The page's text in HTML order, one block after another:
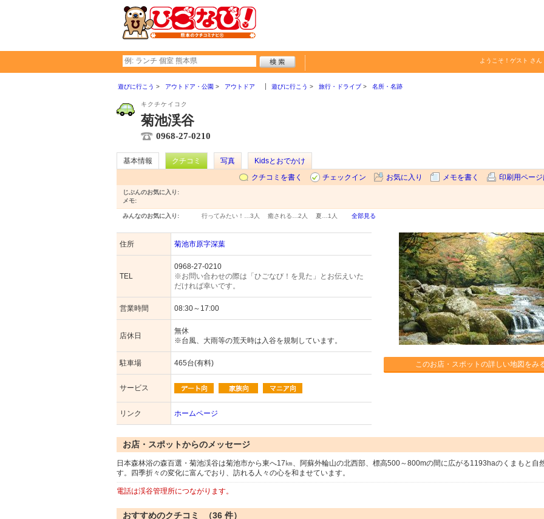
ようこそ！ ゲスト さん
遊びに行こう アウトドア・公園 アウトドア 遊びに行こう 旅行・ドライブ 名所・名跡
キクチケイコク
菊池渓谷
0968-27-0210
基本情報 クチコミ 写真
Kidsとおでかけ
クチコミを書く
チェックイン お気に入り メモを書く 印刷用ページ
じぶんのお気に入り:
メモ:
みんなのお気に入り: 行ってみたい！… 3人 癒される… 2人 夏… 1人 全部見る
住所 菊池市原字深葉
TEL
0968-27-0210
※お問い合わせの際は「ひごなび！を見た」とお伝えいた
だければ幸いです。
営業時間 08:30～17:00
店休日
無休
※台風、大雨等の荒天時は入谷を規制しています。
駐車場 465台(有料)
サービス
リンク ホームページ
このお店・スポットの詳しい地図をみ
お店・スポットからのメッセージ
日本森林浴の森百選・菊池渓谷は菊池市から東へ17㎞、阿蘇外輪山の北西部、標高500～800mの間に広がる1193haのくまもと自
す。四季折々の変化に富んでおり、訪れる人々の心を和ませています。
電話は渓谷管理所につながります。
おすすめのクチコミ （36 件）